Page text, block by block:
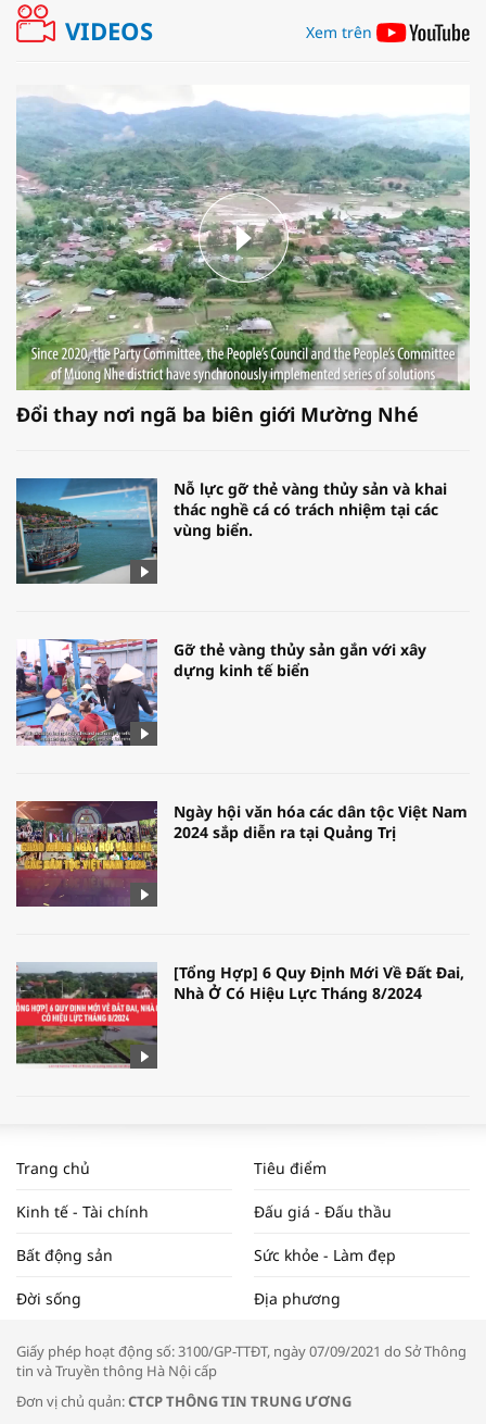
VIDEOS Xem trên
Đổi thay nơi ngã ba biên giới Mường Nhé
Nỗ lực gỡ thẻ vàng thủy sản và khai
thác nghề cá có trách nhiệm tại các
vùng biển.
Gỡ thẻ vàng thủy sản gắn với xây
dựng kinh tế biển
Ngày hội văn hóa các dân tộc Việt Nam
2024 sắp diễn ra tại Quảng Trị
[Tổng Hợp] 6 Quy Định Mới Về Đất Đai,
Nhà Ở Có Hiệu Lực Tháng 8/2024
NAM NĂM 2024 VÀ NĂM 2025 | NHỊP
ĐẬP THỊ TRƯỜNG #62
Tọa đàm “Xúc tiến thương mại: Khơi
Trang chủ Tiêu điểm
Kinh tế - Tài chính Đấu giá - Đấu thầu
Bất động sản Sức khỏe - Làm đẹp
Đời sống Địa phương
Giấy phép hoạt động số: 3100/GP-TTĐT, ngày 07/09/2021 do Sở Thông
tin và Truyền thông Hà Nội cấp
Đơn vị chủ quản:CTCP THÔNG TIN TRUNG ƯƠNG